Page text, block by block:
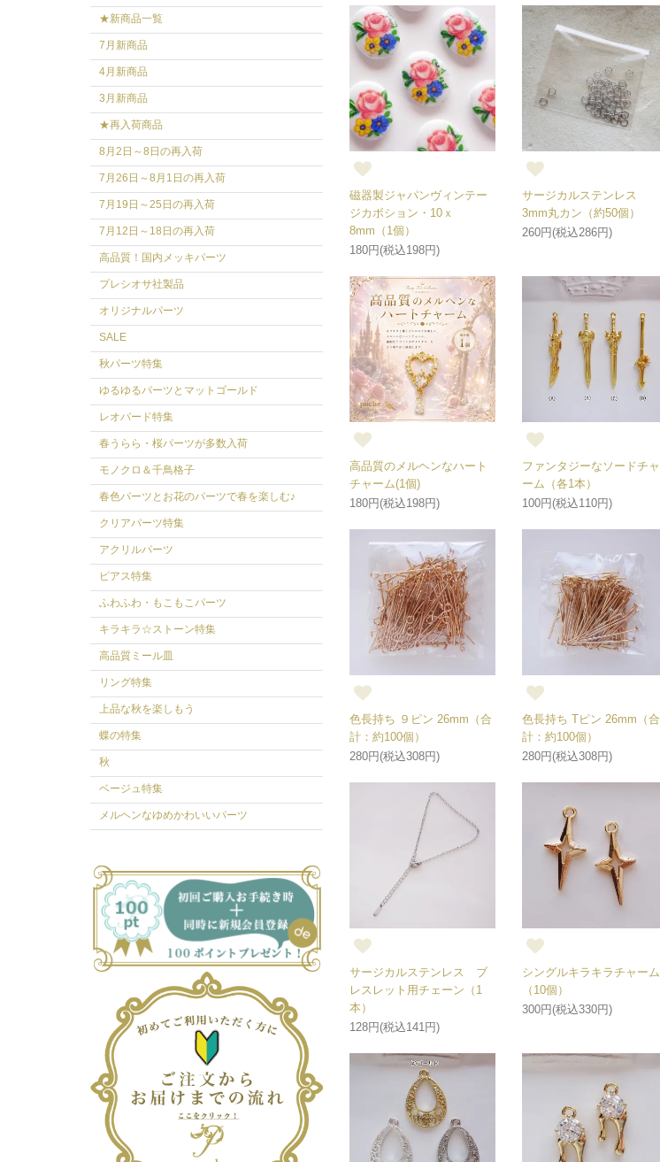
磁器製ジャパンヴィンテー
ジカボション・10ｘ
8mm（1個）
180円(税込198円)
サージカルステンレス
3mm丸カン（約50個）
260円(税込286円)
高品質のメルヘンなハート
チャーム(1個)
180円(税込198円)
ファンタジーなソードチャ
ーム（各1本）
100円(税込110円)
色長持ち ９ピン 26mm（合
計：約100個）
280円(税込308円)
色長持ち Tピン 26mm（合
計：約100個）
280円(税込308円)
サージカルステンレス ブ
レスレット用チェーン（1
本）
128円(税込141円)
シングルキラキラチャーム
（10個）
300円(税込330円)
★新商品一覧
7月新商品
4月新商品
3月新商品
★再入荷商品
8月2日～8日の再入荷
7月26日～8月1日の再入荷
7月19日～25日の再入荷
7月12日～18日の再入荷
高品質！国内メッキパーツ
プレシオサ社製品
オリジナルパーツ
SALE
秋パーツ特集
ゆるゆるパーツとマットゴールド
レオパード特集
春うらら・桜パーツが多数入荷
モノクロ＆千鳥格子
春色パーツとお花のパーツで春を楽しむ♪
クリアパーツ特集
アクリルパーツ
ピアス特集
ふわふわ・もこもこパーツ
キラキラ☆ストーン特集
高品質ミール皿
リング特集
上品な秋を楽しもう
蝶の特集
秋
ベージュ特集
メルヘンなゆめかわいいパーツ